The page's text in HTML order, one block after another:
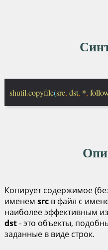
shutil.copyfile(src, dst, *,
Копирует содержимое
именем srcв файл с
наиболее эффективным
dst- это объекты,
заданные в виде строк.